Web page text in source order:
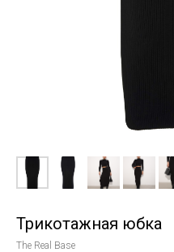
Трикотажная юбка
The Real Base